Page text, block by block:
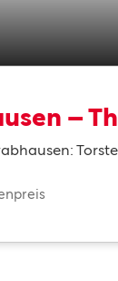
–